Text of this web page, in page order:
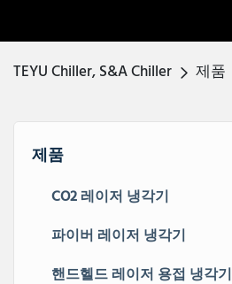
TEYU Chiller, S&A Chiller 제품
제품
CO2 레이저 냉각기
파이버 레이저 냉각기
핸드헬드 레이저 용접 냉각기